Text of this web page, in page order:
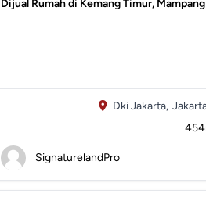
Dijual Rumah di Kemang Timur,
Dki Jakarta,
SignaturelandPro